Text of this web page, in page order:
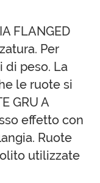
FLANGED
Per
di peso. La
le ruote si
GRU A
effetto con
Ruote
utilizzate